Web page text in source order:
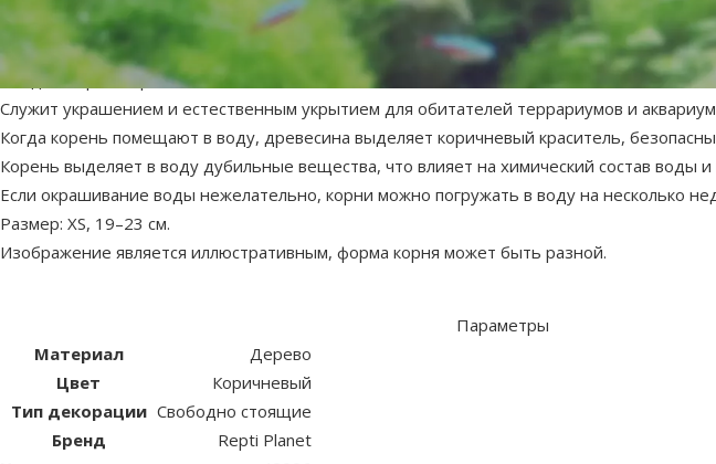
Натуральный декор для аквариума – корень дерева.
Идеальное натуральное украшение для террариумов и аквариумов;
Каждый корень оригинален;
Служит украшением и естественным укрытием для обитателей террариумов и
Когда корень помещают в воду, древесина выделяет коричневый краситель,
Корень выделяет в воду дубильные вещества, что влияет на химический состав воды
Если окрашивание воды нежелательно, корни можно погружать в воду на несколько
Размер: XS, 19–23 см.
Изображение является иллюстративным, форма корня может быть разной.
Параметры
Материал
Дерево
Цвет
Коричневый
Тип декорации Свободно стоящие
Бренд
Repti Planet